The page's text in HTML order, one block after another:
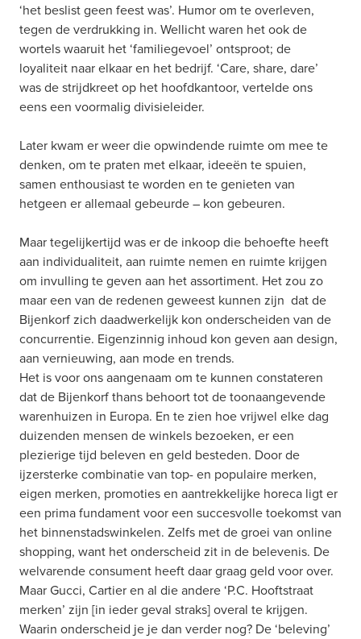
‘het beslist geen feest was’. Humor om te overleven,
tegen de verdrukking in. Wellicht waren het ook de
wortels waaruit het ‘familiegevoel’ ontsproot; de
loyaliteit naar elkaar en het bedrijf. ‘Care, share, dare’
was de strijdkreet op het hoofdkantoor, vertelde ons
eens een voormalig divisieleider.
Later kwam er weer die opwindende ruimte om mee te
denken, om te praten met elkaar, ideeën te spuien,
samen enthousiast te worden en te genieten van
hetgeen er allemaal gebeurde – kon gebeuren.
Maar tegelijkertijd was er de inkoop die behoefte heeft
aan individualiteit, aan ruimte nemen en ruimte krijgen
om invulling te geven aan het assortiment. Het zou zo
maar een van de redenen geweest kunnen zijn  dat de
Bijenkorf zich daadwerkelijk kon onderscheiden van de
concurrentie. Eigenzinnig inhoud kon geven aan design,
aan vernieuwing, aan mode en trends.
Het is voor ons aangenaam om te kunnen constateren
dat de Bijenkorf thans behoort tot de toonaangevende
warenhuizen in Europa. En te zien hoe vrijwel elke dag
duizenden mensen de winkels bezoeken, er een
plezierige tijd beleven en geld besteden. Door de
ijzersterke combinatie van top- en populaire merken,
eigen merken, promoties en aantrekkelijke horeca ligt er
een prima fundament voor een succesvolle toekomst van
het binnenstadswinkelen. Zelfs met de groei van online
shopping, want het onderscheid zit in de belevenis. De
welvarende consument heeft daar graag geld voor over.
Maar Gucci, Cartier en al die andere ‘P.C. Hooftstraat
merken’ zijn [in ieder geval straks] overal te krijgen.
Waarin onderscheid je je dan verder nog? De ‘beleving’